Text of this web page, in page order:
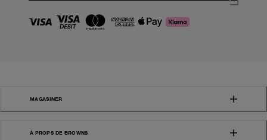
MAGASINER
À PROPS DE BROWNS